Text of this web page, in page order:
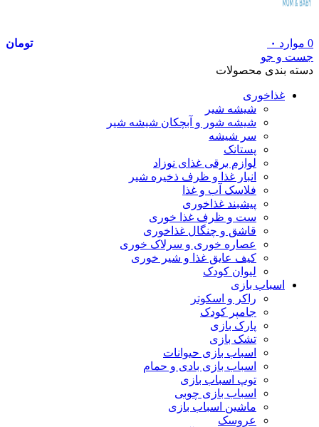
0 موارد ۰
تومان
جست و جو
دسته بندی محصولات
غذاخوری
شیشه شیر
شیشه ‌شور و آبچکان شیشه‌ شیر
سر شیشه
پستانک
لوازم برقی غذای نوزاد
انبار غذا و ظرف ذخیره شیر
فلاسک آب و غذا
پیشبند غذاخوری
ست و ظرف غذا خوری
قاشق و چنگال غذاخوری
عصاره خوری و سرلاک خوری
کیف عایق غذا و شیر خوری
لیوان کودک
اسباب بازی
راکر و اسکوتر
جامپر کودک
پارک بازی
تشک بازی
اسباب بازی حیوانات
اسباب بازی بادی و حمام
توپ اسباب بازی
اسباب بازی چوبی
ماشین اسباب بازی
عروسک